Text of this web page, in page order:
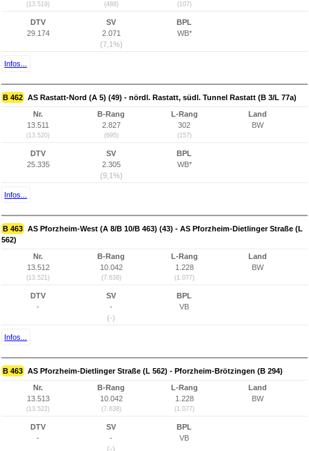
(13.519) (488) (107)
DTV
29.174
SV
2.071
(7,1%)
BPL
WB*
Infos...
B 462 AS Rastatt-Nord (A 5) (49) - nördl. Rastatt, südl. Tunnel Rastatt (B 3/L 77a)
Nr.
13.511
(13.520)
B-Rang
2.827
(695)
L-Rang
302
(157)
Land
BW
DTV
25.335
SV
2.305
(9,1%)
BPL
WB*
Infos...
B 463 AS Pforzheim-West (A 8/B 10/B 463) (43) - AS Pforzheim-Dietlinger Straße (L
562)
Nr.
13.512
(13.521)
B-Rang
10.042
(7.638)
L-Rang
1.228
(1.077)
Land
BW
DTV
-
SV
-
(-)
BPL
VB
Infos...
B 463 AS Pforzheim-Dietlinger Straße (L 562) - Pforzheim-Brötzingen (B 294)
Nr.
13.513
(13.522)
B-Rang
10.042
(7.638)
L-Rang
1.228
(1.077)
Land
BW
DTV
-
SV
-
(-)
BPL
VB